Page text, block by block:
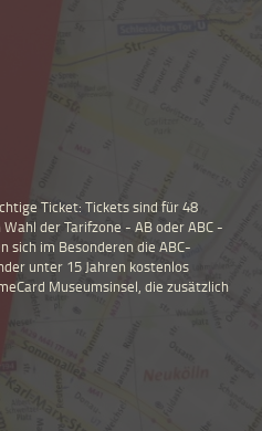
Ticket: Tickets sind für 48
der Tarifzone - AB oder ABC -
sich im Besonderen die ABC-
unter 15 Jahren kostenlos
Museumsinsel, die zusätzlich